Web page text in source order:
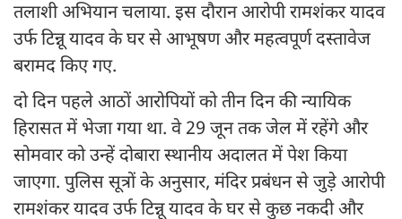
तलाशी अभियान चलाया. इस दौरान आरोपी रामशंकर यादव
उर्फ टिन्नू यादव के घर से आभूषण और महत्वपूर्ण दस्तावेज
बरामद किए गए.
दो दिन पहले आठों आरोपियों को तीन दिन की न्यायिक
हिरासत में भेजा गया था. वे 29 जून तक जेल में रहेंगे और
सोमवार को उन्हें दोबारा स्थानीय अदालत में पेश किया
जाएगा. पुलिस सूत्रों के अनुसार, मंदिर प्रबंधन से जुड़े आरोपी
रामशंकर यादव उर्फ टिन्नू यादव के घर से कुछ नकदी और